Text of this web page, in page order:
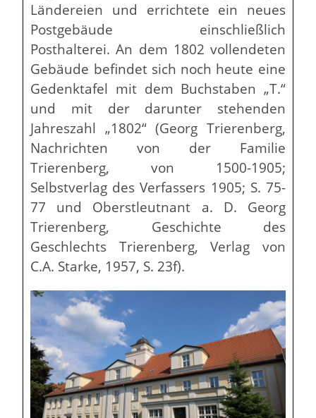
Ländereien und errichtete ein neues
Postgebäude einschließlich
Posthalterei. An dem 1802 vollendeten
Gebäude befindet sich noch heute eine
Gedenktafel mit dem Buchstaben „T.“
und mit der darunter stehenden
Jahreszahl „1802“ (Georg Trierenberg,
Nachrichten von der Familie
Trierenberg, von 1500-1905;
Selbstverlag des Verfassers 1905; S. 75-
77 und Oberstleutnant a. D. Georg
Trierenberg, Geschichte des
Geschlechts Trierenberg, Verlag von
C.A. Starke, 1957, S. 23f).